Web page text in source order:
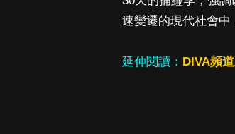
速變遷的現代社會中
延伸閱讀： DIVA頻